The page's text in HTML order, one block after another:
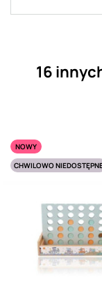
16
NOWY
CHWILOWO